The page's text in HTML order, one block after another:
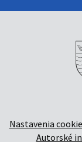
Nastavenia
Autorské